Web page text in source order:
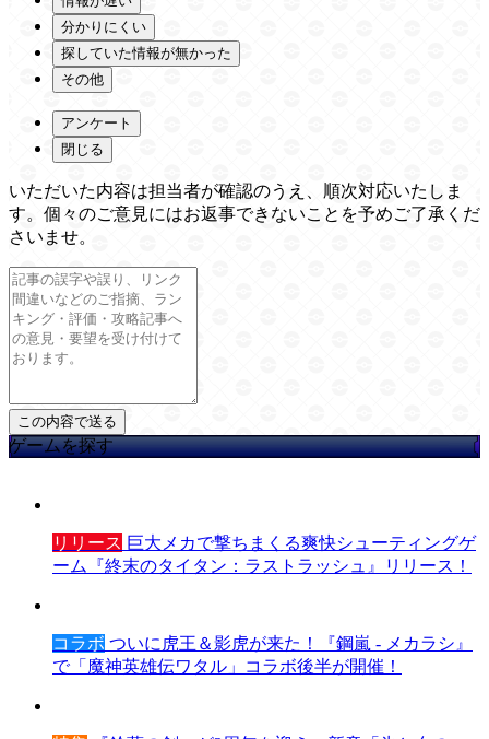
分かりにくい
探していた情報が無かった
その他
アンケート
閉じる
いただいた内容は担当者が確認のうえ、順次対応いたしま
す。個々のご意見にはお返事できないことを予めご了承くだ
さいませ。
ゲームを探す
リリース 巨大メカで撃ちまくる爽快シューティングゲ
ーム『終末のタイタン：ラストラッシュ』リリース！
コラボ ついに虎王＆影虎が来た！『鋼嵐 - メカラシ』
で「魔神英雄伝ワタル」コラボ後半が開催！